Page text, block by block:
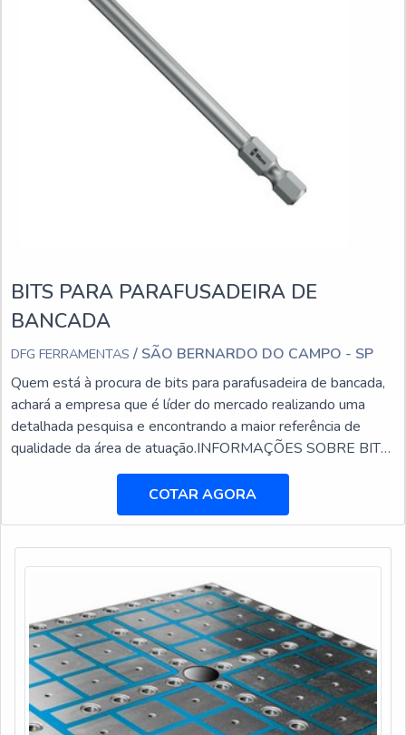
BITS PARA PARAFUSADEIRA DE
BANCADA
DFG FERRAMENTAS / SÃO BERNARDO DO CAMPO - SP
Quem está à procura de bits para parafusadeira de bancada,
achará a empresa que é líder do mercado realizando uma
detalhada pesquisa e encontrando a maior referência de
qualidade da área de atuação.INFORMAÇÕES SOBRE BITS
PARA PARAFUSADEIRA DE BANCADAQuem busca por
bits para parafusadeira de bancada em uma empresa
responsável, encontra na DFG Ferramentas. Na companhia
COTAR AGORA